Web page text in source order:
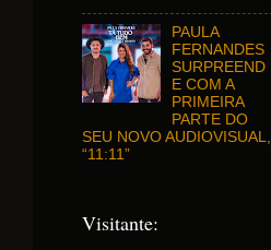
PAULA
FERNANDES
SURPREEND
E COM A
PRIMEIRA
PARTE DO
SEU NOVO AUDIOVISUAL,
“11:11”
Visitante: